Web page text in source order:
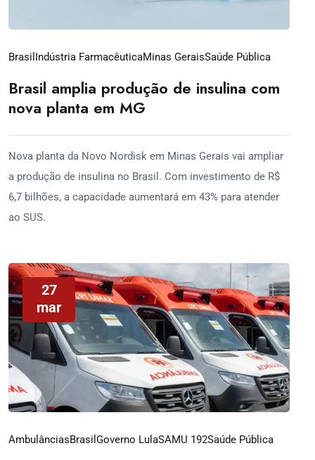
Brasil Indústria FarmacêuticaMinas GeraisSaúde Pública
Brasil amplia produção de insulina com
nova planta em MG
Nova planta da Novo Nordisk em Minas Gerais vai ampliar
a produção de insulina no Brasil. Com investimento de R$
6,7 bilhões, a capacidade aumentará em 43% para atender
ao SUS.
27
mar
AmbulânciasBrasil Governo LulaSAMU 192Saúde Pública